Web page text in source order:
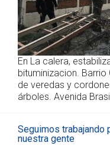
En La calera,
bituminizacion.
de veredas y
árboles. Avenida
Seguimos trabajando
nuestra gente